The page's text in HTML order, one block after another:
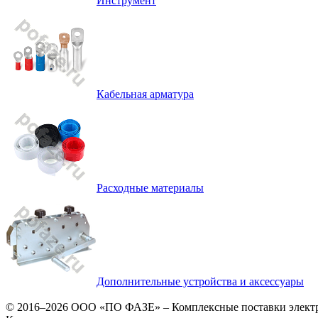
Кабельная арматура
Расходные материалы
Дополнительные устройства и аксессуары
© 2016–2026 ООО «ПО ФАЗЕ» – Комплексные поставки